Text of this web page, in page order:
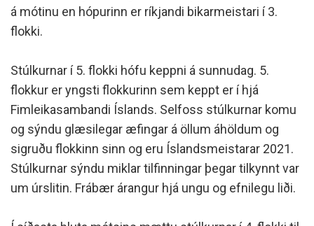
á mótinu en hópurinn er ríkjandi bikarmeistari í 3.
flokki.
Stúlkurnar í 5. flokki hófu keppni á sunnudag. 5.
flokkur er yngsti flokkurinn sem keppt er í hjá
Fimleikasambandi Íslands. Selfoss stúlkurnar komu
og sýndu glæsilegar æfingar á öllum áhöldum og
sigruðu flokkinn sinn og eru Íslandsmeistarar 2021.
Stúlkurnar sýndu miklar tilfinningar þegar tilkynnt var
um úrslitin. Frábær árangur hjá ungu og efnilegu liði.